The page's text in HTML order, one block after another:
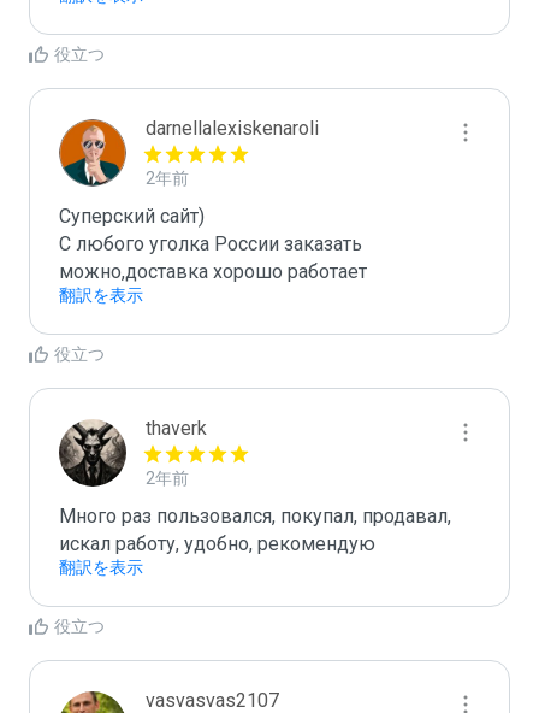
役立つ
darnellalexiskenaroli
2年前
Суперский сайт)
С любого уголка России заказать
можно,доставка хорошо работает
翻訳を表示
役立つ
thaverk
2年前
Много раз пользовался, покупал, продавал,
искал работу, удобно, рекомендую
翻訳を表示
役立つ
vasvasvas2107